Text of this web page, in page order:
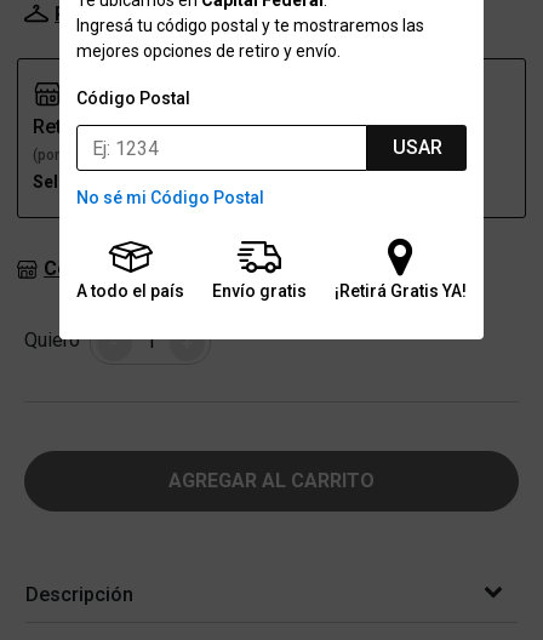
Ingresá tu código postal y te mostraremos las
mejores opciones de retiro y envío.
Código Postal
USAR
No sé mi Código Postal
A todo el país Envío gratis ¡Retirá Gratis YA!
Probador Virtual Tabla de talles
Retiro
(por una sucursal)
Seleccioná talle
Envío
Consultar stock en sucursales
Quiero -
Cantidad +
AGREGAR AL CARRITO
Descripción